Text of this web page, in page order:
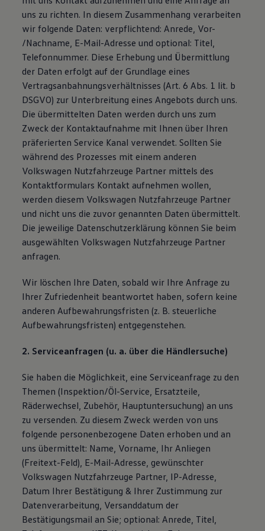
75 Jahre Bulli Jubiläum
Bulli Magazin
Fahrzeugabholung ab Werk
uns zu richten. In diesem Zusammenhang verarbeiten
wir folgende Daten: verpflichtend: Anrede, Vor-
/Nachname, E-Mail-Adresse und optional: Titel,
Telefonnummer. Diese Erhebung und Übermittlung
der Daten erfolgt auf der Grundlage eines
Vertragsanbahnungsverhältnisses (Art. 6 Abs. 1 lit. b
DSGVO) zur Unterbreitung eines Angebots durch uns.
Die übermittelten Daten werden durch uns zum
Zweck der Kontaktaufnahme mit Ihnen über Ihren
präferierten Service Kanal verwendet. Sollten Sie
während des Prozesses mit einem anderen
Volkswagen Nutzfahrzeuge Partner mittels des
Kontaktformulars Kontakt aufnehmen wollen,
werden diesem Volkswagen Nutzfahrzeuge Partner
und nicht uns die zuvor genannten Daten übermittelt.
Die jeweilige Datenschutzerklärung können Sie beim
ausgewählten Volkswagen Nutzfahrzeuge Partner
anfragen.
Wir löschen Ihre Daten, sobald wir Ihre Anfrage zu
Ihrer Zufriedenheit beantwortet haben, sofern keine
anderen Aufbewahrungsfristen (z. B. steuerliche
Aufbewahrungsfristen) entgegenstehen.
2. Serviceanfragen (u. a. über die Händlersuche)
Sie haben die Möglichkeit, eine Serviceanfrage zu den
Themen (Inspektion/Öl-Service, Ersatzteile,
Räderwechsel, Zubehör, Hauptuntersuchung) an uns
zu versenden. Zu diesem Zweck werden von uns
folgende personenbezogene Daten erhoben und an
uns übermittelt: Name, Vorname, Ihr Anliegen
(Freitext-Feld), E-Mail-Adresse, gewünschter
Volkswagen Nutzfahrzeuge Partner, IP-Adresse,
Datum Ihrer Bestätigung & Ihrer Zustimmung zur
Datenverarbeitung, Versanddatum der
Bestätigungsmail an Sie; optional: Anrede, Titel,